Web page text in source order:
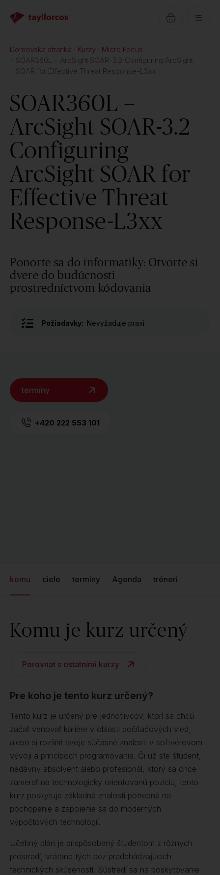
Domovská stránka Kurzy
Micro Focus
SOAR360L – ArcSight SOAR-3.2 Configuring ArcSight
SOAR for Effective Threat Response-L3xx
SOAR360L –
ArcSight SOAR-3.2
Configuring
ArcSight SOAR for
Effective Threat
Response-L3xx
Ponorte sa do informatiky: Otvorte si
dvere do budúcnosti
prostredníctvom kódovania
Požiadavky: Nevyžaduje praxi
termíny
+420 222 553 101
komu ciele termíny Agenda tréneri
Komu je kurz určený
Porovnat s ostatními kurzy
Pre koho je tento kurz určený?
Tento kurz je určený pre jednotlivcov, ktorí sa chcú
začať venovať kariére v oblasti počítačových vied,
alebo si rozšíriť svoje súčasné znalosti v softvérovom
vývoji a princípoch programovania. Či už ste študent,
nedávny absolvent alebo profesionál, ktorý sa chce
zamerať na technologicky orientovanú pozíciu, tento
kurz poskytuje základné znalosti potrebné na
pochopenie a zapojenie sa do moderných
výpočtových technológií.
Učebný plán je prispôsobený študentom z rôznych
prostredí, vrátane tých bez predchádzajúcich
technických skúseností. Sústredí sa na poskytovanie